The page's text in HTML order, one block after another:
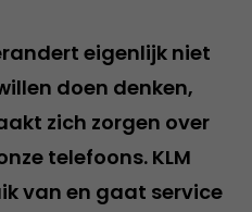
eigenlijk niet
doen denken,
zich zorgen over
telefoons. KLM
van en gaat service